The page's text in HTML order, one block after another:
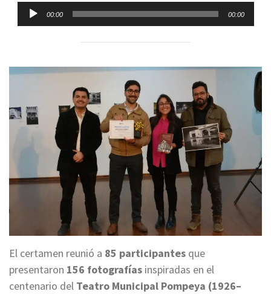
Reproductor
de
audio
00:00 00:00
El certamen reunió a 85 participantes que
presentaron 156 fotografías inspiradas en el
centenario del Teatro Municipal Pompeya (1926–